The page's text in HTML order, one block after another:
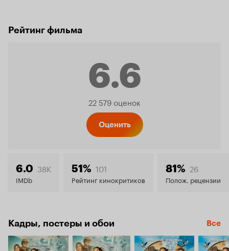
Рейтинг фильма
6.6
Рейтинг
6.6
22 579 оценок
Оценить
6.0 38K
IMDb
51% 101
Рейтинг кинокритиков
81% 26
Полож. рецензии
Кадры, постеры и обои Все